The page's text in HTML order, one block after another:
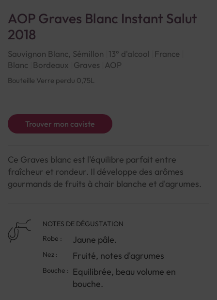
AOP Graves Blanc Instant Salut
2018
Sauvignon Blanc, Sémillon 13° d'alcool
France
Blanc
Bordeaux Graves AOP
Bouteille Verre perdu 0,75L
Trouver mon caviste
Ce Graves blanc est l'équilibre parfait entre
fraîcheur et rondeur. Il développe des arômes
gourmands de fruits à chair blanche et d'agrumes.
NOTES DE DÉGUSTATION
Robe :
Jaune pâle.
Nez : Fruité, notes d'agrumes
Bouche : Equilibrée, beau volume en
bouche.